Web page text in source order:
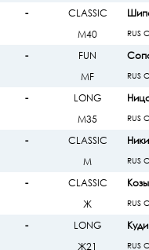
-
CLASSIC
М40
RUS
-
FUN
МF
RUS
-
LONG
М35
RUS
-
CLASSIC
М
RUS
-
CLASSIC
Ж
RUS
-
LONG
Ж21
RUS